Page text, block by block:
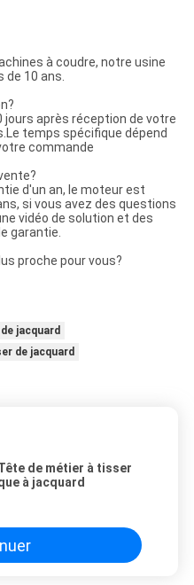
à coudre, notre usine
de 10 ans.
jours après réception de votre
temps spécifique dépend
commande
d'un an, le moteur est
si vous avez des questions
vidéo de solution et des
garantie.
proche pour vous?
jacquard
de jacquard
de métier à tisser
à jacquard